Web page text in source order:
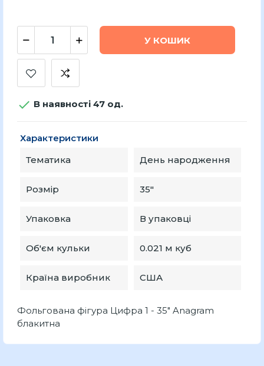
У КОШИК
 В наявності 47 од.
Характеристики
Тематика
День народження
Розмір 35″
Упаковка В упаковці
Об'єм кульки 0.021 м куб
Країна виробник США
Фольгована фігура Цифра 1 - 35" Anagram
блакитна